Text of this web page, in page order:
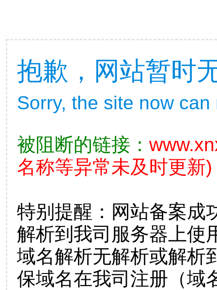
抱歉，网站暂时
Sorry, the site now
被阻断的链接：
名称等异常未及时更新)
特别提醒：网站备案成
解析到我司服务器上使
域名解析无解析或解析
保域名在我司注册（域